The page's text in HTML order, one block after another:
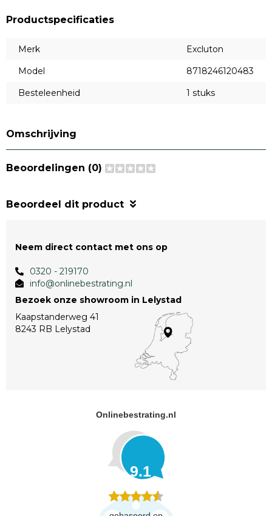
Productspecificaties
Merk
Excluton
Model
8718246120483
Besteleenheid
1 stuks
Omschrijving
Beoordelingen (0)
Beoordeel dit product
Neem direct contact met ons op
0320 - 219170
info@onlinebestrating.nl
Bezoek onze showroom in Lelystad
Kaapstanderweg 41
8243 RB Lelystad
Onlinebestrating.nl
9.1